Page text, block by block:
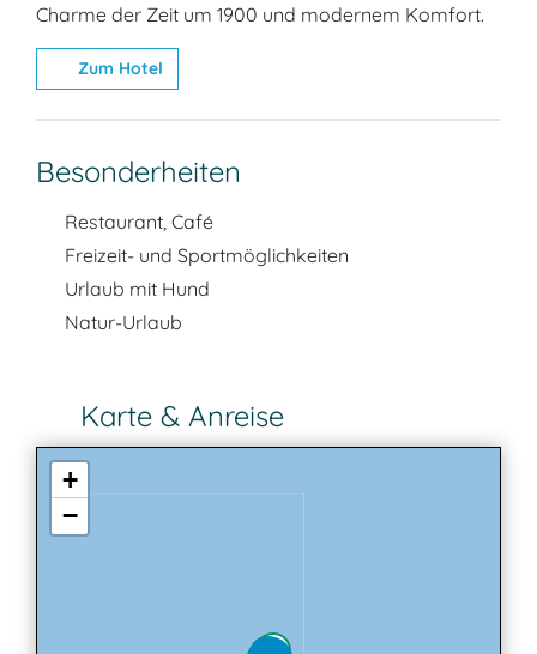
Charme der Zeit um 1900 und modernem Komfort.
Zum Hotel
Besonderheiten
Restaurant, Café
Freizeit- und Sportmöglichkeiten
Urlaub mit Hund
Natur-Urlaub
Karte & Anreise
+
−